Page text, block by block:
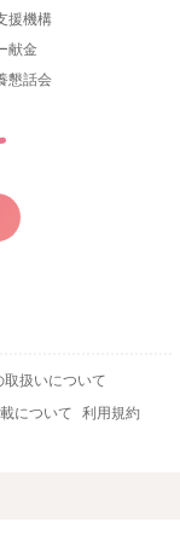
援機構
献金
懇話会
取扱いについて
について
利用規約